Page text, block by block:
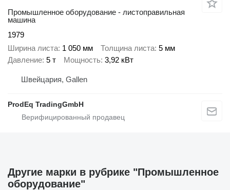
Промышленное оборудование - листоправильная
машина
1979
Ширина листа 1 050 мм Толщина листа 5 мм
Давление 5 т Мощность 3,92 кВт
Швейцария, Gallen
ProdEq TradingGmbH
Другие марки в рубрике "Промышленное
оборудование"